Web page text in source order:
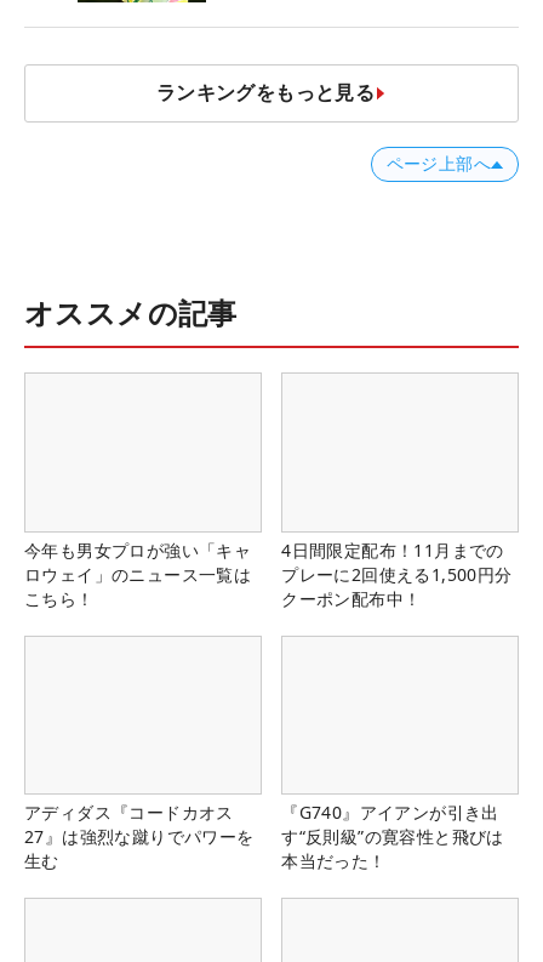
ランキングをもっと見る
ページ上部へ
オススメの記事
今年も男女プロが強い「キャ
ロウェイ」のニュース一覧は
こちら！
4日間限定配布！11月までの
プレーに2回使える1,500円分
クーポン配布中！
アディダス『コードカオス
27』は強烈な蹴りでパワーを
生む
『G740』アイアンが引き出
す“反則級”の寛容性と飛びは
本当だった！